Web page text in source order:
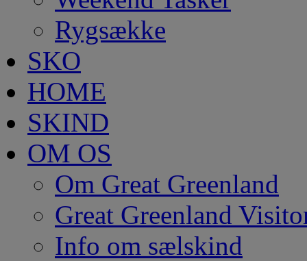
Rygsække
SKO
HOME
SKIND
OM OS
Om Great Greenland
Great Greenland
Info om sælskind